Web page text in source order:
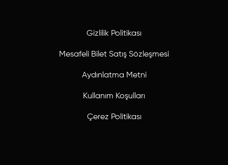
Gizlilik Politikası
Mesafeli Bilet Satış Sözleşmesi
Aydınlatma Metni
Kullanım Koşulları
Çerez Politikası